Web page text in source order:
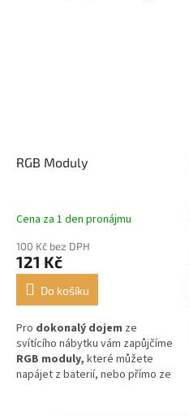
RGB Moduly
Cena za 1 den pronájmu
100 Kč bez DPH
121 Kč
Do košíku
Pro dokonalý dojem ze
svítícího nábytku vám zapůjčíme
RGB moduly, které můžete
napájet z baterií, nebo přímo ze